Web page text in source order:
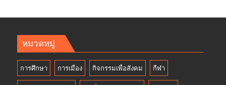
หมวดหมู่
การศึกษา การเมือง กิจกรรมเพื่อสังคม กีฬา